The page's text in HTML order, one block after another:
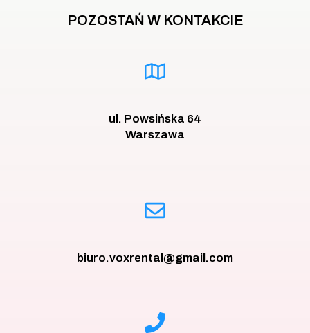
POZOSTAŃ W KONTAKCIE
ul. Powsińska 64
Warszawa
biuro.voxrental@gmail.com